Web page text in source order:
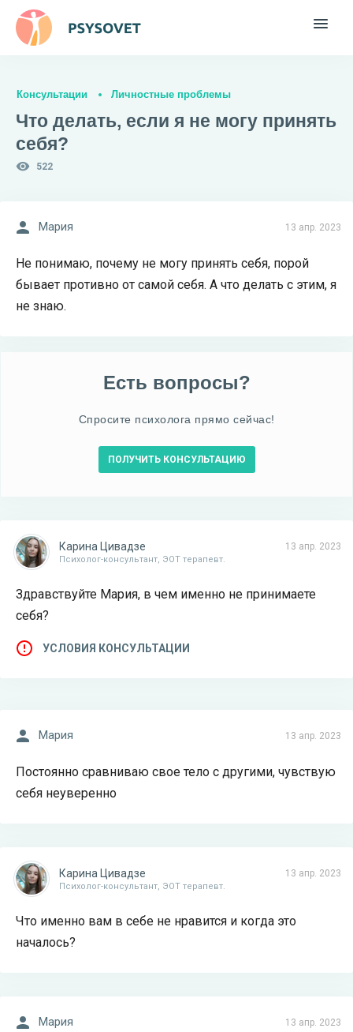
Консультации Личностные проблемы
Что делать, если я не могу принять
себя?
522
13 апр. 2023
Мария
Не понимаю, почему не могу принять себя, порой
бывает противно от самой себя. А что делать с этим, я
не знаю.
Есть вопросы?
Спросите психолога прямо сейчас!
ПОЛУЧИТЬ КОНСУЛЬТАЦИЮ
13 апр. 2023
Карина Цивадзе
Психолог-консультант, ЭОТ терапевт.
Здравствуйте Мария, в чем именно не принимаете
себя?
УСЛОВИЯ КОНСУЛЬТАЦИИ
13 апр. 2023
Мария
Постоянно сравниваю свое тело с другими, чувствую
себя неуверенно
13 апр. 2023
Карина Цивадзе
Психолог-консультант, ЭОТ терапевт.
Что именно вам в себе не нравится и когда это
началось?
13 апр. 2023
Мария